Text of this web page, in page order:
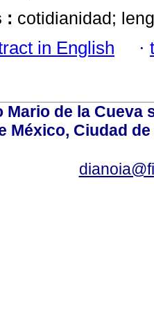
: cotidianidad;
in English ·
Mario de la Cueva
México, Ciudad